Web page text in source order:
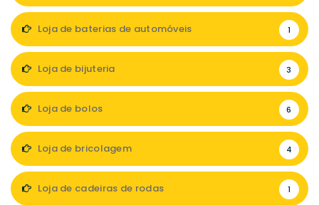
Loja de baterias de automóveis 1
Loja de bijuteria 3
Loja de bolos 6
Loja de bricolagem 4
Loja de cadeiras de rodas 1